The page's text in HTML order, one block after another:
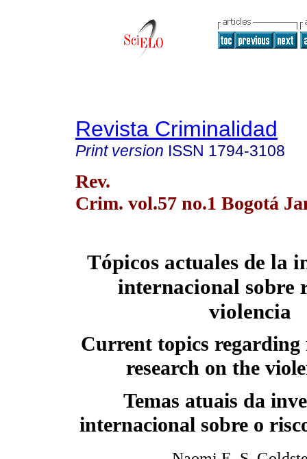
Revista Criminalidad
Print version ISSN 1794-3108
Rev.
Crim. vol.57 no.1 Bogotá
Tópicos actuales de la
internacional sobre
violencia
Current topics
research on the
Temas atuais da
internacional sobre o